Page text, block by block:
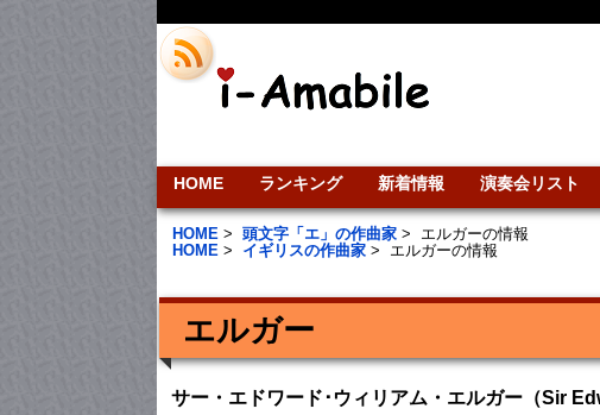
HOME ランキング 新着情報 演奏会リスト
HOME > 頭文字「エ」の作曲家 > エルガーの情報
HOME > イギリスの作曲家 > エルガーの情報
エルガー
サー・エドワード･ウィリアム・エルガー（Sir